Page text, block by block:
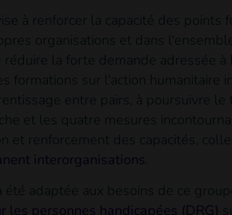
à renforcer la capacité des points
organisations et dans
la forte demande adressée
formations sur l'action humanitaire
entre pairs, à poursuivre
et les quatre mesures
et renforcement des capacités,
interorganisations.
été adaptée aux besoins de ce
les personnes handicapées (DRG)